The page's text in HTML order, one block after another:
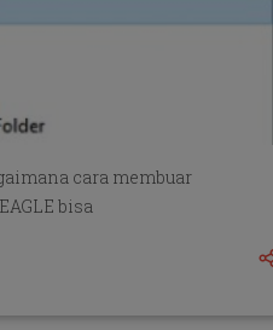
cara membuar
bisa